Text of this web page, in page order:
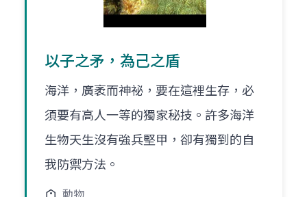
以子之矛，為己之盾
海洋，廣袤而神祕，要在這裡生存，必
須要有高人一等的獨家秘技。許多海洋
生物天生沒有強兵堅甲，卻有獨到的自
我防禦方法。